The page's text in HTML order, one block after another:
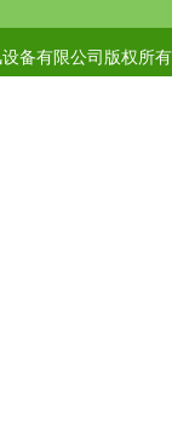
备有限公司版权所有